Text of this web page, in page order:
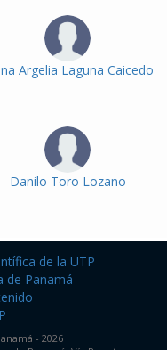
Argelia Laguna Caicedo
Danilo Toro Lozano
de la UTP
de Panamá
- 2026